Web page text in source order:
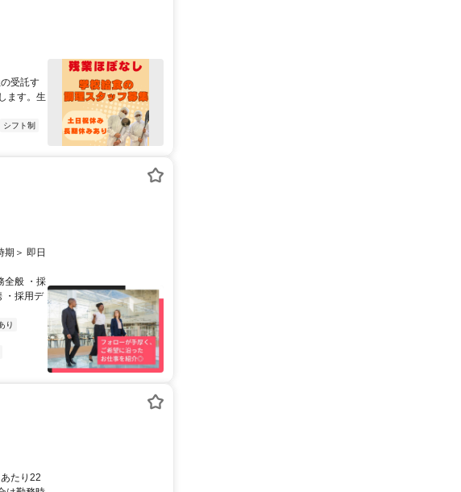
受託す
ます。生
シフト制
期＞ 即日
全般 ・採
・採用デ
り
たり22